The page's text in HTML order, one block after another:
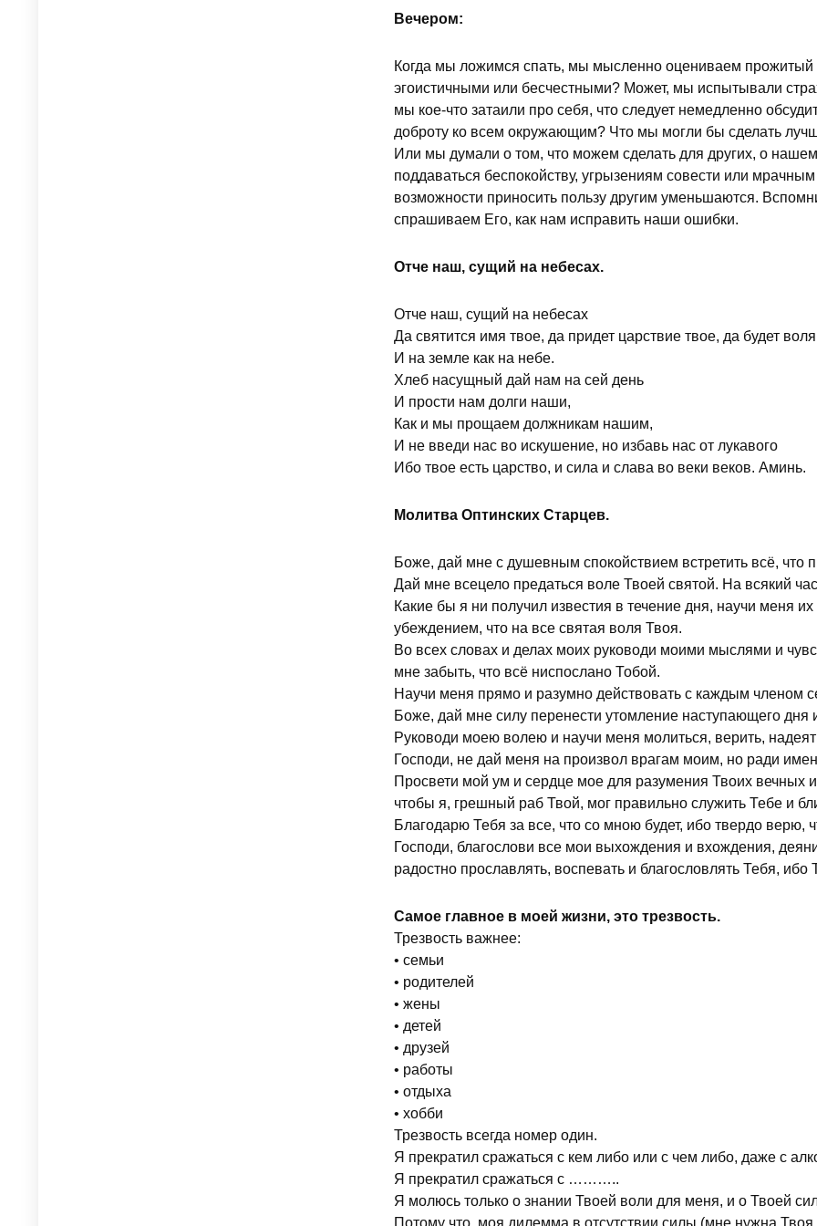
Вечером:
Когда мы ложимся спать, мы мысленно оцениваем
эгоистичными или бесчестными? Может, мы испытывали
мы кое-что затаили про себя, что следует немедленно
доброту ко всем окружающим? Что мы могли бы сделать
Или мы думали о том, что можем сделать для других, о
поддаваться беспокойству, угрызениям совести или
возможности приносить пользу другим уменьшаются.
спрашиваем Его, как нам исправить наши ошибки.
Отче наш, сущий на небесах.
Отче наш, сущий на небесах
Да святится имя твое, да придет царствие твое, да будет
И на земле как на небе.
Хлеб насущный дай нам на сей день
И прости нам долги наши,
Как и мы прощаем должникам нашим,
И не введи нас во искушение, но избавь нас от лукавого
Ибо твое есть царство, и сила и слава во веки веков. Аминь.
Молитва Оптинских Старцев.
Боже, дай мне с душевным спокойствием встретить всё, что
Дай мне всецело предаться воле Твоей святой. На всякий
Какие бы я ни получил известия в течение дня, научи меня
убеждением, что на все святая воля Твоя.
Во всех словах и делах моих руководи моими мыслями и
мне забыть, что всё ниспослано Тобой.
Научи меня прямо и разумно действовать с каждым членом
Боже, дай мне силу перенести утомление наступающего дня
Руководи моею волею и научи меня молиться, верить,
Господи, не дай меня на произвол врагам моим, но ради
Просвети мой ум и сердце мое для разумения Твоих
чтобы я, грешный раб Твой, мог правильно служить Тебе и
Благодарю Тебя за все, что со мною будет, ибо твердо верю,
Господи, благослови все мои выхождения и вхождения,
радостно прославлять, воспевать и благословлять Тебя,
Самое главное в моей жизни, это трезвость.
Трезвость важнее:
• семьи
• родителей
• жены
• детей
• друзей
• работы
• отдыха
• хобби
Трезвость всегда номер один.
Я прекратил сражаться с кем либо или с чем либо, даже с
Я прекратил сражаться с ………..
Я молюсь только о знании Твоей воли для меня, и о Твоей
Потому что, моя дилемма в отсутствии силы (мне нужна Твоя